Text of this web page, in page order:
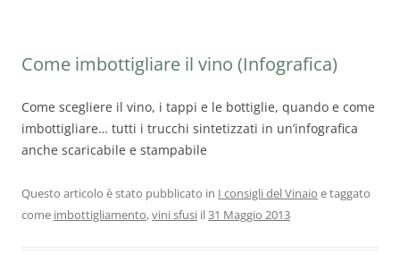
Come imbottigliare il vino (Infografica)
Come scegliere il vino, i tappi e le bottiglie, quando e come
imbottigliare… tutti i trucchi sintetizzati in un’infografica
anche scaricabile e stampabile
Questo articolo è stato pubblicato in I consigli del Vinaio e taggato
come imbottigliamento,vini sfusi il31 Maggio 2013